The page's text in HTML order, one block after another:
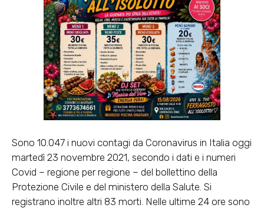
Sono 10.047 i nuovi contagi da Coronavirus in Italia oggi
martedì 23 novembre 2021, secondo i dati e i numeri
Covid – regione per regione – del bollettino della
Protezione Civile e del ministero della Salute. Si
registrano inoltre altri 83 morti. Nelle ultime 24 ore sono